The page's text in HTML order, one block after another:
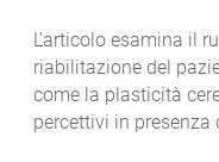
L’articolo esamina il
riabilitazione del
come la plasticità
percettivi in presenza